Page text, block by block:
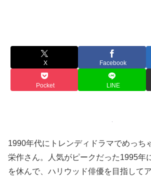
X Facebook
Pocket LINE
1990年代にトレンディドラマでめっち
栄作さん。人気がピークだった1995年
を休んで、ハリウッド俳優を目指して